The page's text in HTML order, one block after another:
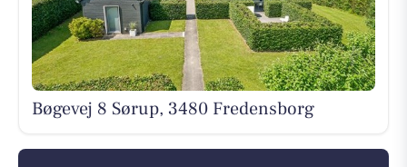
Bøgevej 8 Sørup, 3480 Fredensborg